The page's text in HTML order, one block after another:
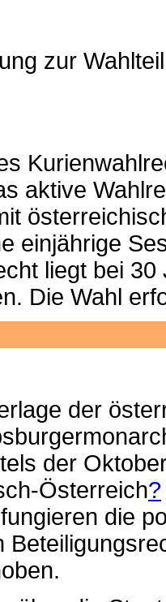
zur
aktive
einjährige
liegt bei
Die Wahl
der
der
Österreich?
die